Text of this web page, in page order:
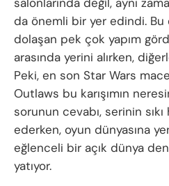
da önemli bir yer edindi.
dolaşan pek çok yapım
arasında yerini alırken,
Peki, en son Star Wars
Outlaws bu karışımın
sorunun cevabı, serinin sıkı
ederken, oyun dünyasına
eğlenceli bir açık dünya
yatıyor.